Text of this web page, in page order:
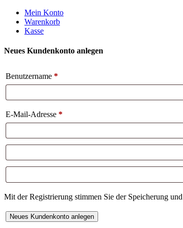
Weiter
zum
Inhalt
Mein Konto
Warenkorb
Kasse
Neues Kundenkonto anlegen
Benutzername *
E-Mail-Adresse *
Mit der Registrierung stimmen Sie der Speicherung